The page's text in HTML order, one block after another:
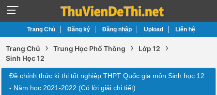
Trang Chủ Đăng ký Đăng nhập Upload Liên hệ
Trang Chủ › Trung Học Phổ Thông › Lớp 12 ›
Sinh Học 12
Đề chính thức kì thi tốt nghiệp THPT Quốc gia môn Sinh học 12
- Năm học 2021-2022 (Có lời giải chi tiết)